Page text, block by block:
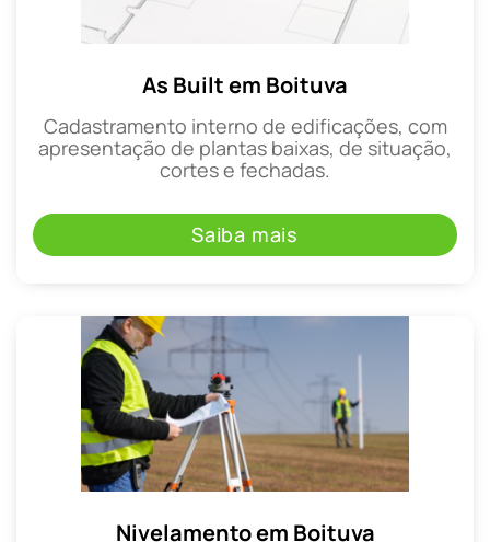
As Built em Boituva
Cadastramento interno de edificações, com
apresentação de plantas baixas, de situação,
cortes e fechadas.
Saiba mais
Nivelamento em Boituva